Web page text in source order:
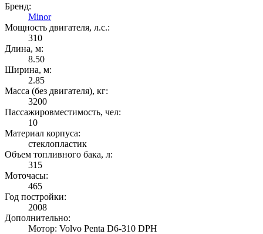
Бренд:
Minor
Мощность двигателя, л.с.:
310
Длина, м:
8.50
Ширина, м:
2.85
Масса (без двигателя), кг:
3200
Пассажировместимость, чел:
10
Материал корпуса:
стеклопластик
Объем топливного бака, л:
315
Моточасы:
465
Год постройки:
2008
Дополнительно:
Мотор: Volvo Penta D6-310 DPH